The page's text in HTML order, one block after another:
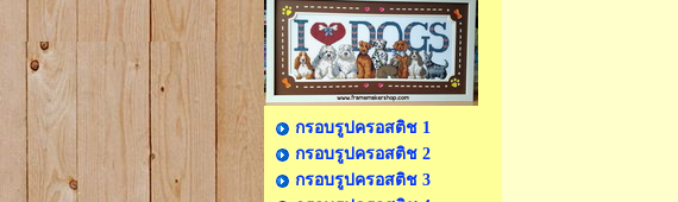
กรอบรูปครอสติช 1
กรอบรูปครอสติช 2
กรอบรูปครอสติช 3